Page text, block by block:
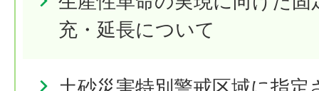
充・延長について